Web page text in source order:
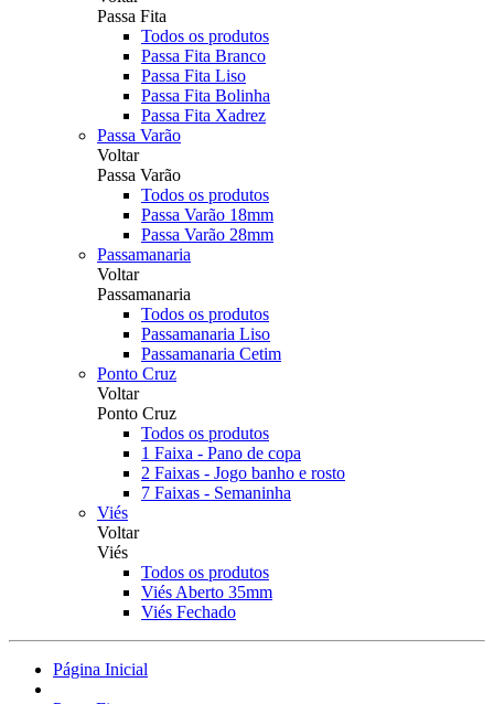
Passa Fita
Todos os produtos
Passa Fita Branco
Passa Fita Liso
Passa Fita Bolinha
Passa Fita Xadrez
Passa Varão
Voltar
Passa Varão
Todos os produtos
Passa Varão 18mm
Passa Varão 28mm
Passamanaria
Voltar
Passamanaria
Todos os produtos
Passamanaria Liso
Passamanaria Cetim
Ponto Cruz
Voltar
Ponto Cruz
Todos os produtos
1 Faixa - Pano de copa
2 Faixas - Jogo banho e rosto
7 Faixas - Semaninha
Viés
Voltar
Viés
Todos os produtos
Viés Aberto 35mm
Viés Fechado
Página Inicial